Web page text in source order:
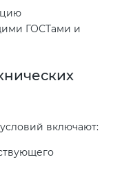
ГОСТами и
включают: